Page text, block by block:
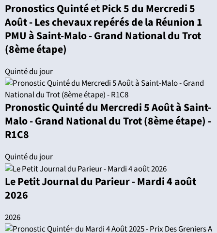
Pronostics Quinté et Pick 5 du Mercredi 5
Août - Les chevaux repérés de la Réunion 1
PMU à Saint-Malo - Grand National du Trot
(8ème étape)
Quinté du jour
Pronostic Quinté du Mercredi 5 Août à Saint-
Malo - Grand National du Trot (8ème étape) -
R1C8
Quinté du jour
Le Petit Journal du Parieur - Mardi 4 août
2026
2026